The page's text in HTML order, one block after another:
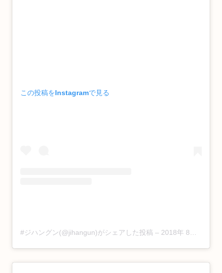
この投稿をInstagramで見る
#ジハングン(@jihangun)がシェアした投稿 – 2018年 8月月3日午後7時06分PDT